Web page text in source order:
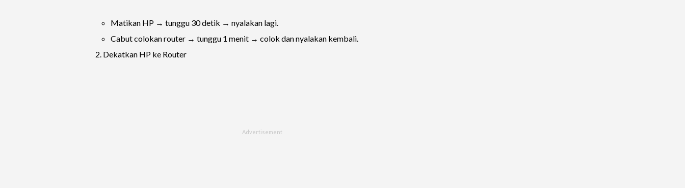
Matikan HP → tunggu 30 detik → nyalakan lagi.
Cabut colokan router → tunggu 1 menit → colok dan nyalakan kembali.
2. Dekatkan HP ke Router